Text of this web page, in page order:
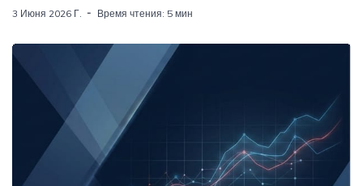
3 Июня 2026 Г. Время чтения: 5 мин